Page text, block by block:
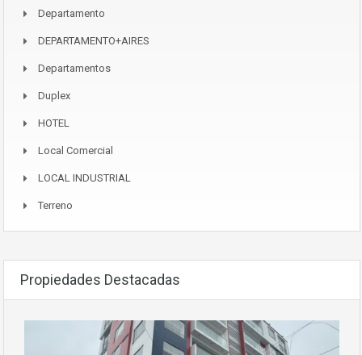
Departamento
DEPARTAMENTO+AIRES
Departamentos
Duplex
HOTEL
Local Comercial
LOCAL INDUSTRIAL
Terreno
Propiedades Destacadas